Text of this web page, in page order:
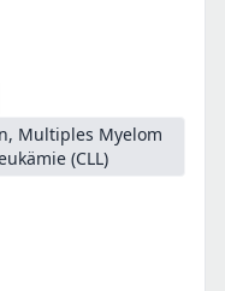
Multiples Myelom
(CLL)